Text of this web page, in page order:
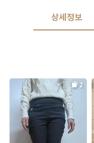
상세정보